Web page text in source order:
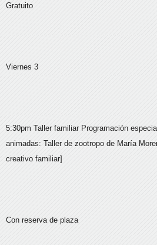
Gratuito
Viernes 3
5:30pm Taller familiar Programación
animadas: Taller de zootropo de María
creativo familiar]
Con reserva de plaza